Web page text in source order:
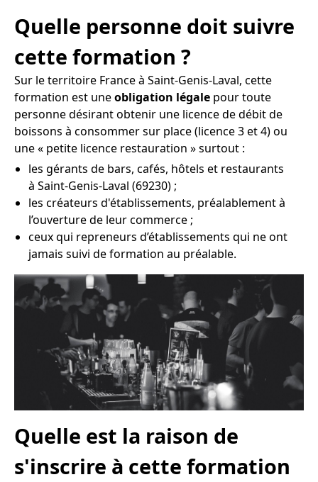
Quelle personne doit suivre
cette formation ?
Sur le territoire France à Saint-Genis-Laval, cette
formation est uneobligation légale pour toute
personne désirant obtenir une licence de débit de
boissons à consommer sur place (licence 3 et 4) ou
une « petite licence restauration » surtout :
les gérants de bars, cafés, hôtels et restaurants
à Saint-Genis-Laval (69230) ;
les créateurs d'établissements, préalablement à
l’ouverture de leur commerce ;
ceux qui repreneurs d’établissements qui ne ont
jamais suivi de formation au préalable.
Quelle est la raison de
s'inscrire à cette formation